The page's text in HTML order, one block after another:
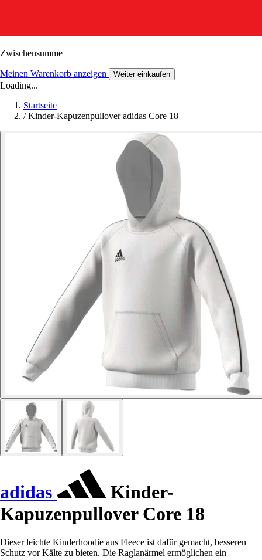
Zwischensumme
Meinen Warenkorb anzeigen Weiter einkaufen
Loading...
Startseite
/ Kinder-Kapuzenpullover adidas Core 18
adidas
Kinder-
Kapuzenpullover Core 18
Dieser leichte Kinderhoodie aus Fleece ist dafür gemacht, besseren
Schutz vor Kälte zu bieten. Die Raglanärmel ermöglichen ein